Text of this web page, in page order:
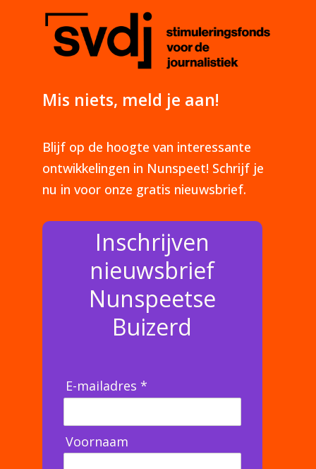
Mis niets, meld je aan!
Blijf op de hoogte van interessante
ontwikkelingen in Nunspeet! Schrijf je
nu in voor onze gratis nieuwsbrief.
Inschrijven
nieuwsbrief
Nunspeetse
Buizerd
E-mailadres *
Voornaam